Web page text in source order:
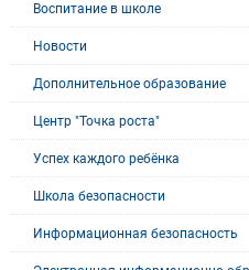
Воспитание в школе
Новости
Дополнительное образование
Центр "Точка роста"
Успех каждого ребёнка
Школа безопасности
Информационная безопасность